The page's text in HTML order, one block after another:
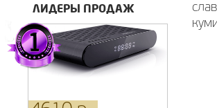
ЛИДЕРЫ ПРОДАЖ